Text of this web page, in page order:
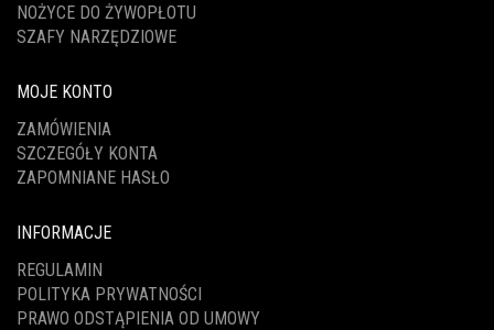
NOŻYCE DO ŻYWOPŁOTU
SZAFY NARZĘDZIOWE
MOJE KONTO
ZAMÓWIENIA
SZCZEGÓŁY KONTA
ZAPOMNIANE HASŁO
INFORMACJE
REGULAMIN
POLITYKA PRYWATNOŚCI
PRAWO ODSTĄPIENIA OD UMOWY